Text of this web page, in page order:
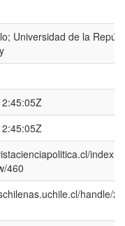
Universidad de la
460
handle/